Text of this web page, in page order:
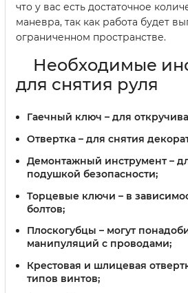
что у вас есть достаточное
маневра, так как работа будет
ограниченном пространстве.
Необходимые
для снятия руля
Гаечный ключ – для
Отвертка – для снятия
Демонтажный инструмент –
подушкой безопасности;
Торцевые ключи – в
болтов;
Плоскогубцы – могут
манипуляций с проводами;
Крестовая и шлицевая
типов винтов;